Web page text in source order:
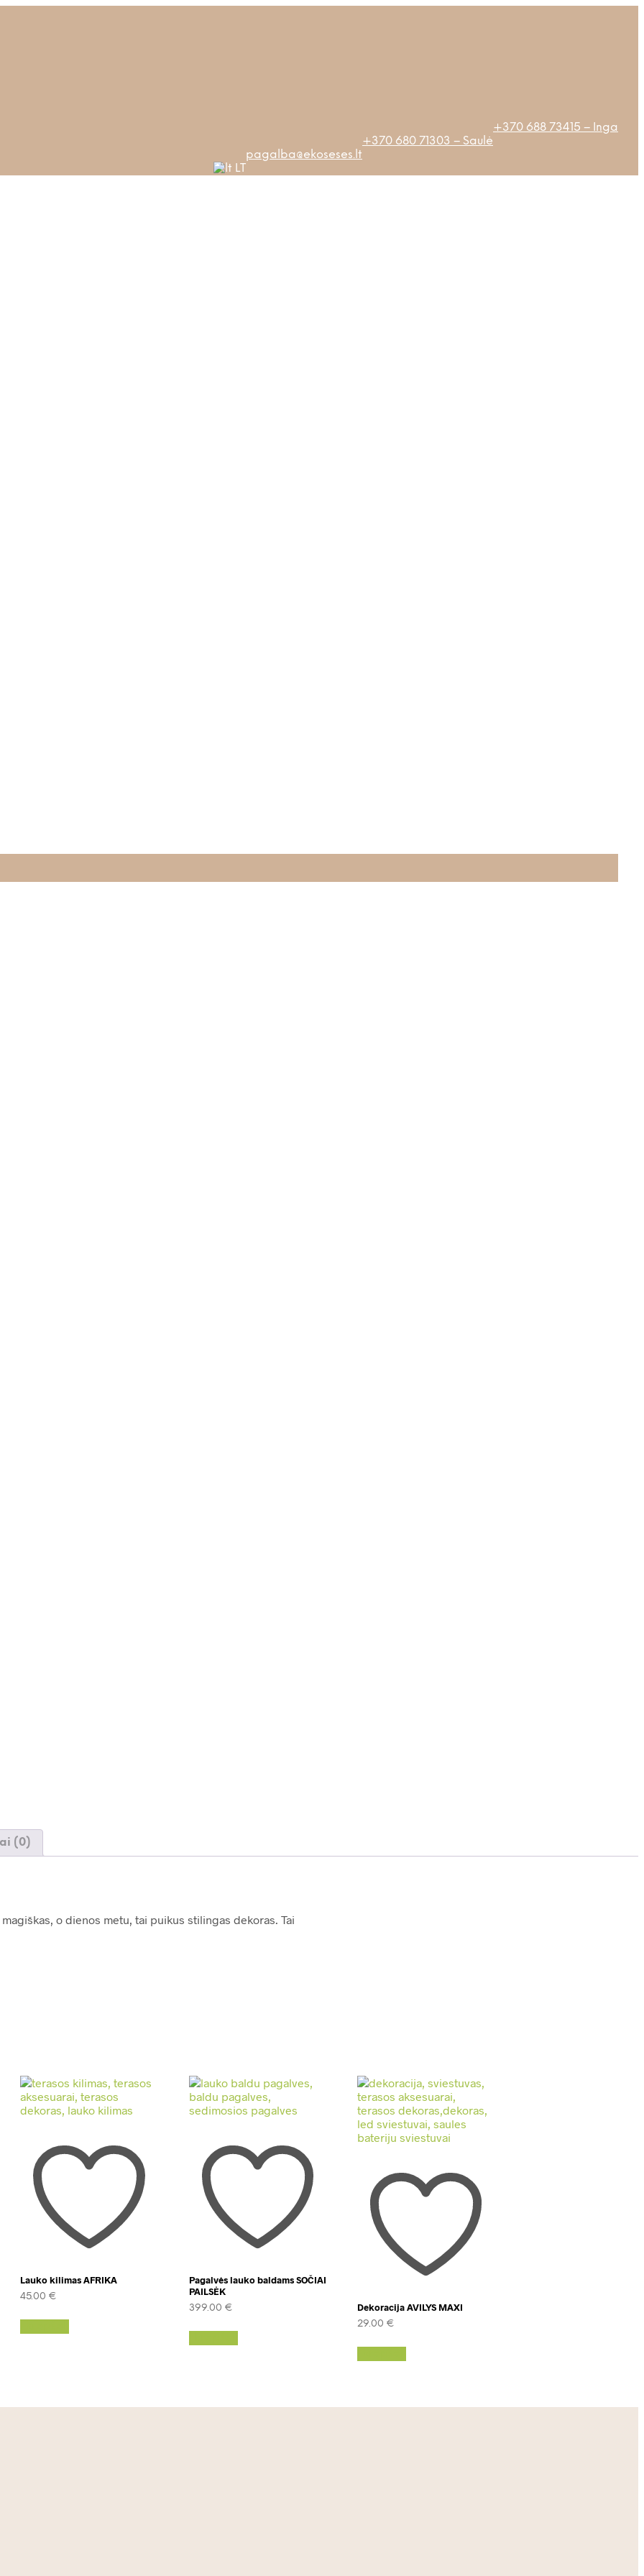
+370 688 73415 – Inga
+370 680 71303 – Saulė
pagalba@ekoseses.lt
LT
(0)
o dienos metu, tai puikus stilingas dekoras. Tai
Lauko kilimas AFRIKA
45.00€
Pagalvės lauko baldams SOČIAI
PAILSĖK
399.00 € Dekoracija AVILYS MAXI
29.00 €